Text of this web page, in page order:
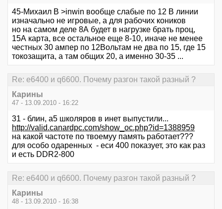
45-Михаил В >inwin вообще слабые по 12 В линии
изначально не игровые, а для рабочих коников
но на самом деле 8А будет в нагрузке брать проц,
15А карта, все остальное еще 8-10, иначе не менее
честных 30 ампер по 12Вольтам не два по 15, где 15
токозащита, а там общих 20, а именно 30-35 ...
Re: е6400 и q6600. Почему разгон такой разный ?
Карины
47 - 13.09.2010 - 16:22
31 - блин, а5 школяров в инет выпустили...
http://valid.canardpc.com/show_oc.php?id=1388959
на какой частоте по твоемуу память работает???
для особо одаренных - еси 400 показует, это как раз
и есть DDR2-800
Re: е6400 и q6600. Почему разгон такой разный ?
Карины
48 - 13.09.2010 - 16:38